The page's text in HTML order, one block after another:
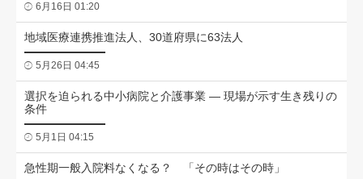
6月16日 01:20
地域医療連携推進法人、30道府県に63法人
5月26日 04:45
選択を迫られる中小病院と介護事業 ― 現場が示す生き残りの
条件
5月1日 04:15
急性期一般入院料なくなる？ 「その時はその時」